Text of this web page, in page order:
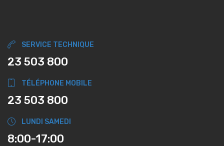
SERVICE TECHNIQUE
23 503 800
TÉLÉPHONE MOBILE
23 503 800
LUNDI SAMEDI
8:00-17:00